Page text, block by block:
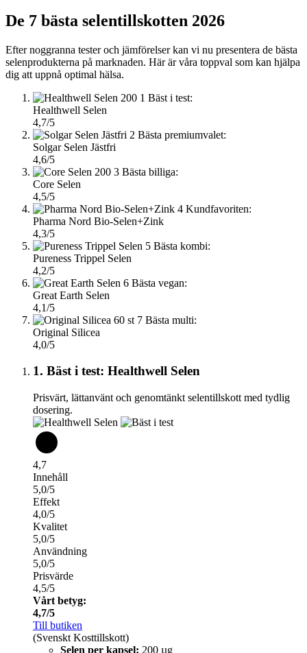
De 7 bästa selentillskotten 2026
Efter noggranna tester och jämförelser kan vi nu presentera de bästa
selenprodukterna på marknaden. Här är våra toppval som kan hjälpa
dig att uppnå optimal hälsa.
1 Bäst i test:
Healthwell Selen
4,7/5
2 Bästa premiumvalet:
Solgar Selen Jästfri
4,6/5
3 Bästa billiga:
Core Selen
4,5/5
4 Kundfavoriten:
Pharma Nord Bio-Selen+Zink
4,3/5
5 Bästa kombi:
Pureness Trippel Selen
4,2/5
6 Bästa vegan:
Great Earth Selen
4,1/5
7 Bästa multi:
Original Silicea
4,0/5
1. Bäst i test: Healthwell Selen
Prisvärt, lättanvänt och genomtänkt selentillskott med tydlig
dosering.
4,7
Innehåll
5,0/5
Effekt
4,0/5
Kvalitet
5,0/5
Användning
5,0/5
Prisvärde
4,5/5
Vårt betyg:
4,7/5
Till butiken
(Svenskt Kosttillskott)
Selen per kapsel: 200 µg